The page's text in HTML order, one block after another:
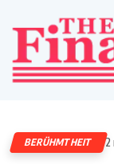
BERÜHMTHEIT 2